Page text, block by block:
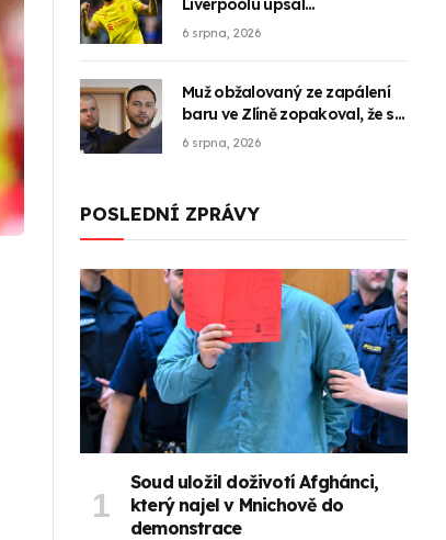
Trabzonsporu na dva roky
6 srpna, 2026
Muž obžalovaný ze zapálení
baru ve Zlíně zopakoval, že si
událost nepamatuje
6 srpna, 2026
POSLEDNÍ ZPRÁVY
Soud uložil doživotí Afghánci,
který najel v Mnichově do
demonstrace